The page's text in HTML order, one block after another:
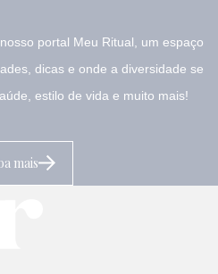
portal Meu Ritual, um espaço
dicas e onde a diversidade se
estilo de vida e muito mais!
mais